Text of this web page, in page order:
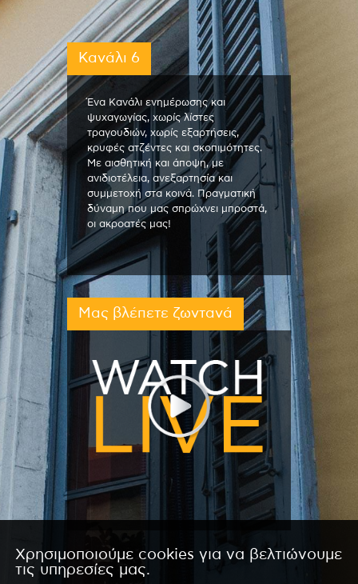
Κανάλι 6
Ένα Κανάλι ενημέρωσης και
ψυχαγωγίας, χωρίς λίστες
τραγουδιών, χωρίς εξαρτήσεις,
κρυφές ατζέντες και σκοπιμότητες.
Με αισθητική και άποψη, με
ανιδιοτέλεια, ανεξαρτησία και
συμμετοχή στα κοινά. Πραγματική
δύναμη που μας σπρώχνει μπροστά,
οι ακροατές μας!
Μας βλέπετε ζωντανά
Χρησιμοποιούμε cookies για να βελτιώνουμε
τις υπηρεσίες μας.